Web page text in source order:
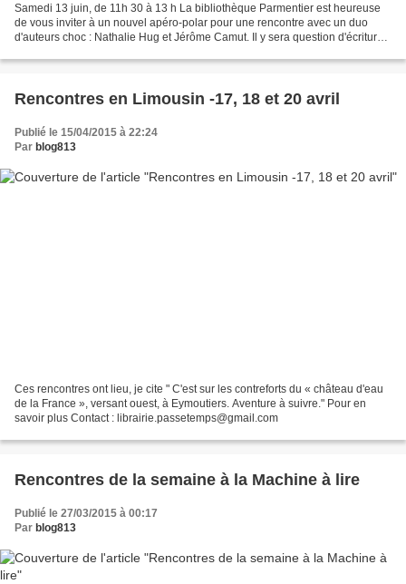
Samedi 13 juin, de 11h 30 à 13 h La bibliothèque Parmentier est heureuse
de vous inviter à un nouvel apéro-polar pour une rencontre avec un duo
d'auteurs choc : Nathalie Hug et Jérôme Camut. Il y sera question d'écriture
Rencontres en Limousin -17, 18 et 20 avril
Publié le 15/04/2015 à 22:24
Par blog813
Ces rencontres ont lieu, je cite " C'est sur les contreforts du « château d'eau
de la France », versant ouest, à Eymoutiers. Aventure à suivre." Pour en
savoir plus Contact : librairie.passetemps@gmail.com
Rencontres de la semaine à la Machine à lire
Publié le 27/03/2015 à 00:17
Par blog813